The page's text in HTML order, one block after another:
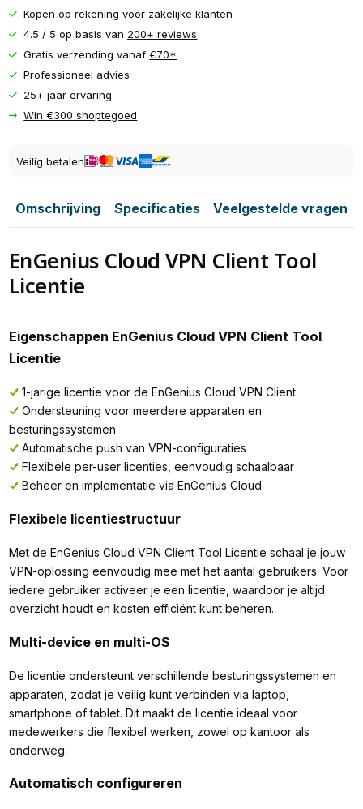
Kopen op rekening voor zakelijke klanten
4.5 / 5 op basis van 200+ reviews
Gratis verzending vanaf€70*
Professioneel advies
25+ jaar ervaring
Win €300 shoptegoed
Veilig betalen
Omschrijving Specificaties Veelgestelde vragen
EnGenius Cloud VPN Client Tool
Licentie
Eigenschappen EnGenius Cloud VPN Client Tool
Licentie
1-jarige licentie voor de EnGenius Cloud VPN Client
Ondersteuning voor meerdere apparaten en
besturingssystemen
Automatische push van VPN-configuraties
Flexibele per-user licenties, eenvoudig schaalbaar
Beheer en implementatie via EnGenius Cloud
Flexibele licentiestructuur
Met de EnGenius Cloud VPN Client Tool Licentie schaal je jouw
VPN-oplossing eenvoudig mee met het aantal gebruikers. Voor
iedere gebruiker activeer je een licentie, waardoor je altijd
overzicht houdt en kosten efficiënt kunt beheren.
Multi-device en multi-OS
De licentie ondersteunt verschillende besturingssystemen en
apparaten, zodat je veilig kunt verbinden via laptop,
smartphone of tablet. Dit maakt de licentie ideaal voor
medewerkers die flexibel werken, zowel op kantoor als
onderweg.
Automatisch configureren